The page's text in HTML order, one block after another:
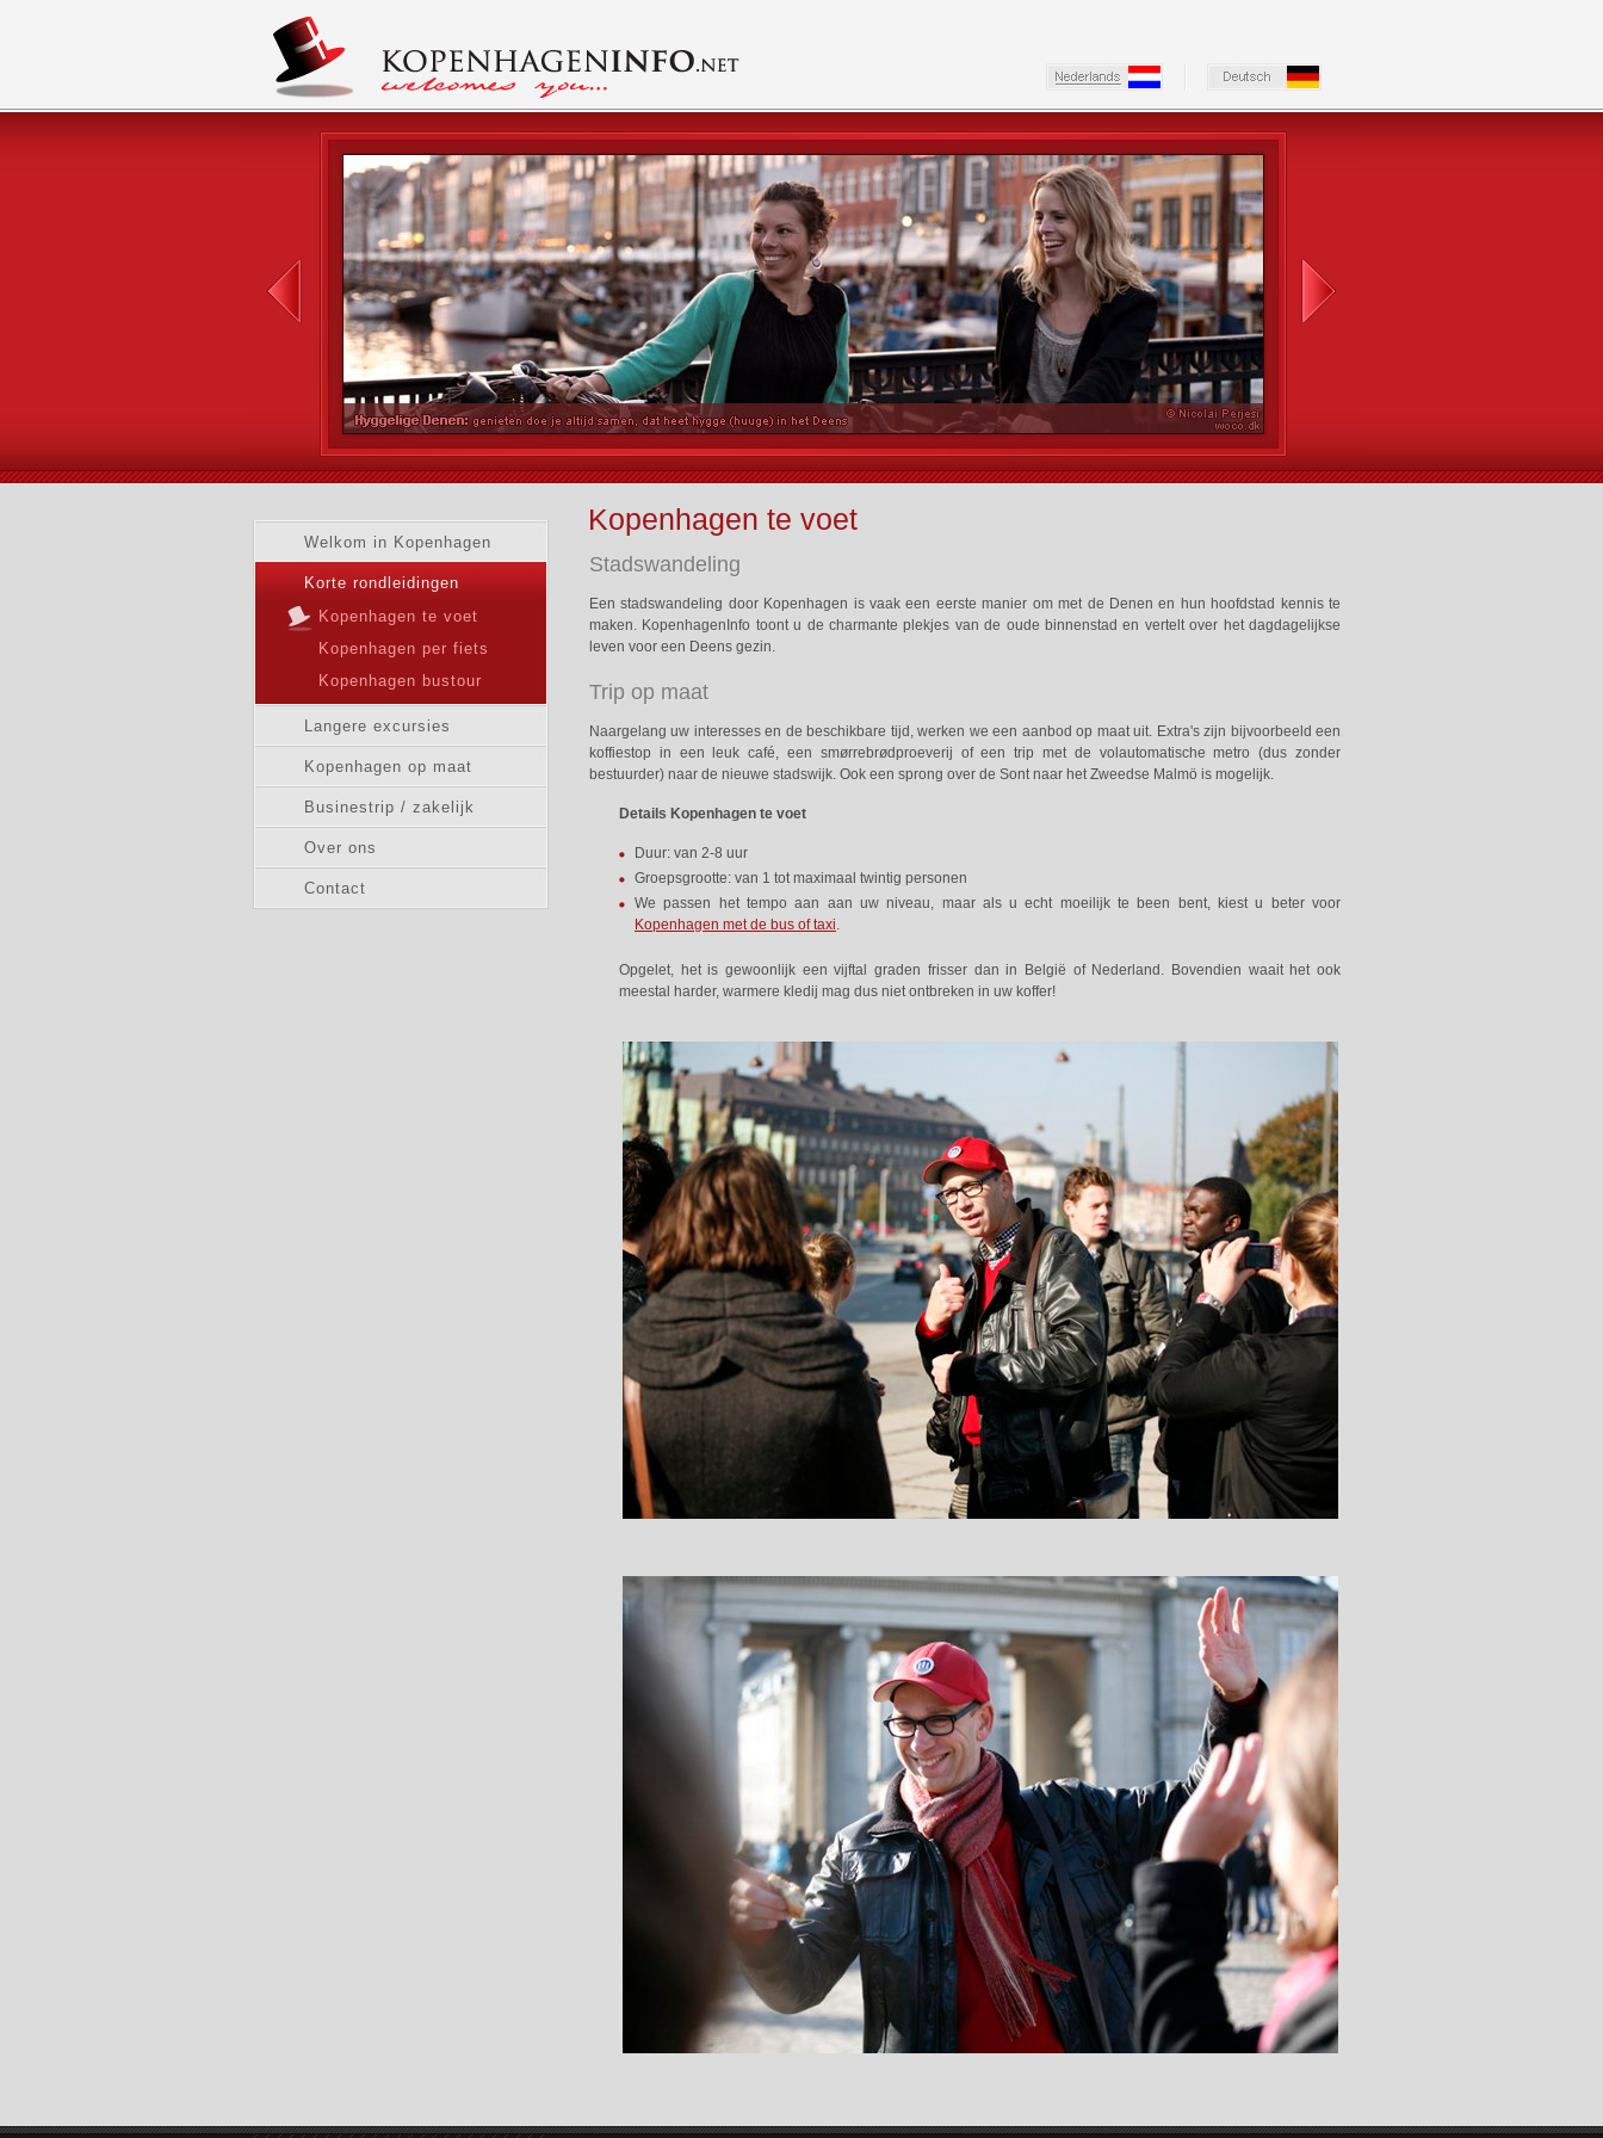
Welkom in Kopenhagen
Korte rondleidingen
Kopenhagen te voet
Kopenhagen per fiets
Kopenhagen bustour
Langere excursies
Kopenhagen op maat
Businestrip / zakelijk
Over ons
Contact
Kopenhagen te voet
Stadswandeling
Een stadswandeling door Kopenhagen is vaak een eerste manier om met de Denen en hun hoofdstad kennis te
maken. KopenhagenInfo toont u de charmante plekjes van de oude binnenstad en vertelt over het dagdagelijkse
leven voor een Deens gezin.
Trip op maat
Naargelang uw interesses en de beschikbare tijd, werken we een aanbod op maat uit. Extra's zijn bijvoorbeeld een
koffiestop in een leuk café, een smørrebrødproeverij of een trip met de volautomatische metro (dus zonder
bestuurder) naar de nieuwe stadswijk. Ook een sprong over de Sont naar het Zweedse Malmö is mogelijk.
Details Kopenhagen te voet
Duur: van 2-8 uur
Groepsgrootte: van 1 tot maximaal twintig personen
We passen het tempo aan aan uw niveau, maar als u echt moeilijk te been bent, kiest u beter voor
Kopenhagen met de bus of taxi.
Opgelet, het is gewoonlijk een vijftal graden frisser dan in België of Nederland. Bovendien waait het ook
meestal harder, warmere kledij mag dus niet ontbreken in uw koffer!